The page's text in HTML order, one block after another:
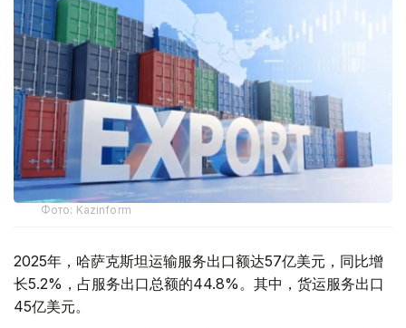
Фото: Kazinform
2025年，哈萨克斯坦运输服务出口额达57亿美元，同比增
长5.2%，占服务出口总额的44.8%。其中，货运服务出口
45亿美元。